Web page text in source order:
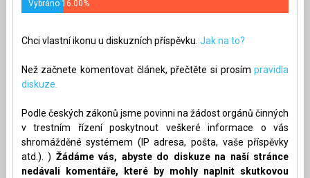
Vybráno 16.00%
Chci vlastní ikonu u diskuzních příspěvku. Jak na to?
Než začnete komentovat článek, přečtěte si prosímpravidla
diskuze.
Podle českých zákonů jsme povinni na žádost orgánů činných
v trestním řízení poskytnout veškeré informace o vás
shromážděné systémem (IP adresa, pošta, vaše příspěvky
atd.). ) Žádáme vás, abyste do diskuze na naší stránce
nedávali komentáře, které by mohly naplnit skutkovou